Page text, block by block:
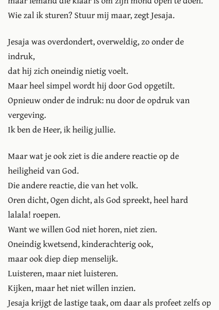
Wie zal ik sturen? Stuur mij maar, zegt Jesaja.
Jesaja was overdondert, overweldig, zo onder de
indruk,
dat hij zich oneindig nietig voelt.
Maar heel simpel wordt hij door God opgetilt.
Opnieuw onder de indruk: nu door de opdruk van
vergeving.
Ik ben de Heer, ik heilig jullie.
Maar wat je ook ziet is die andere reactie op de
heiligheid van God.
Die andere reactie, die van het volk.
Oren dicht, Ogen dicht, als God spreekt, heel hard
lalala! roepen.
Want we willen God niet horen, niet zien.
Oneindig kwetsend, kinderachterig ook,
maar ook diep diep menselijk.
Luisteren, maar niet luisteren.
Kijken, maar het niet willen inzien.
Jesaja krijgt de lastige taak, om daar als profeet zelfs op